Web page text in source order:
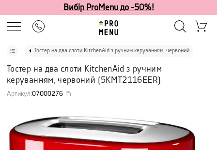
Вибір ProMenu до -50%!
Тостер на два слоти KitchenAid з ручним керуванням, червоний
Тостер на два слоти KitchenAid з ручним
керуванням, червоний (5KMT2116EER)
Артикул:07000276